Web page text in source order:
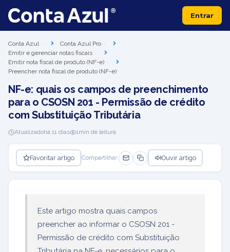
Entrar
Conta Azul
Conta Azul Pro
Emitir e gerenciar notas fiscais
Emitir nota fiscal de produto (NF-e)
Preencher nota fiscal de produto (NF-e)
NF-e: quais os campos de preenchimento
para o CSOSN 201 - Permissão de crédito
com Substituição Tributária
Atualizadohá 11 dias 1min de leitura
Favoritar artigo Compartilhar: Ouvir artigo
Este artigo mostra quais campos
preencher ao informar o CSOSN 201 -
Permissão de crédito com Substituição